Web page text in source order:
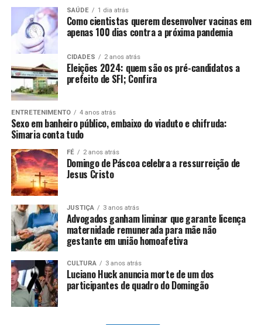
SAÚDE 1 dia atrás
Como cientistas querem desenvolver vacinas em
apenas 100 dias contra a próxima pandemia
CIDADES 2 anos atrás
Eleições 2024: quem são os pré-candidatos a
prefeito de SFI; Confira
ENTRETENIMENTO 4 anos atrás
Sexo em banheiro público, embaixo do viaduto e chifruda:
Simaria conta tudo
FÉ 2 anos atrás
Domingo de Páscoa celebra a ressurreição de
Jesus Cristo
JUSTIÇA 3 anos atrás
Advogados ganham liminar que garante licença
maternidade remunerada para mãe não
gestante em união homoafetiva
CULTURA 3 anos atrás
Luciano Huck anuncia morte de um dos
participantes de quadro do Domingão